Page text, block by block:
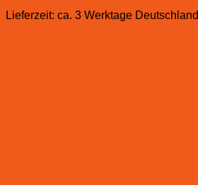
Lieferzeit: ca. 3 Werktage Deutschland